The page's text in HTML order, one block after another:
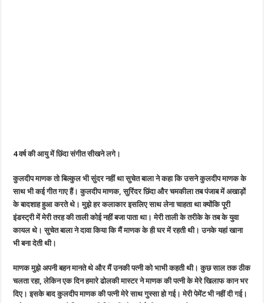
4 वर्ष की आयु में छिंदा संगीत सीखने लगे।
कुलदीप माणक तो बिल्कुल भी सुंदर नहीं थासुचेत बाला ने कहा कि उसने कुलदीप माणक के
साथ भी कई गीत गाए हैं। कुलदीप माणक, सुरिंदर छिंदा और चमकीला तब पंजाब में अखाड़ों
के बादशाह हुआ करते थे। मुझे हर कलाकार इसलिए साथ लेना चाहता था क्योंकि पूरी
इंडस्ट्री में मेरी तरह की ताली कोई नहीं बजा पाता था। मेरी ताली के तरीके के तब के युवा
कायल थे। सुचेत बाला ने दावा किया कि मैं माणक के ही घर में रहती थी। उनके यहां खाना
भी बना देती थी।
माणक मुझे अपनी बहन मानते थे और मैं उनकी पत्नी को भाभी कहती थी। कुछ साल तक ठीक
चलता रहा, लेकिन एक दिन हमारे ढोलकी मास्टर ने माणक की पत्नी के मेरे खिलाफ कान भर
दिए। इसके बाद कुलदीप माणक की पत्नी मेरे साथ गुस्सा हो गई। मेरी पेमेंट भी नहीं दी गई।